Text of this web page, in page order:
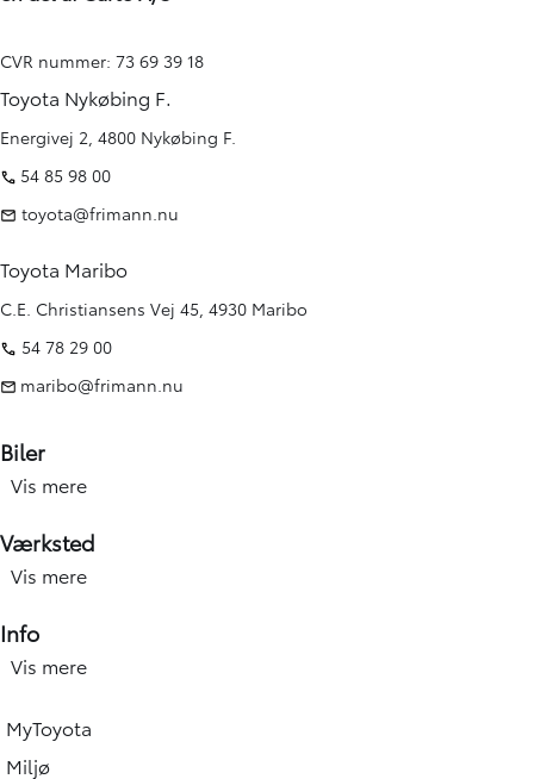
CVR nummer: 73 69 39 18
Toyota Nykøbing F.
Energivej 2, 4800 Nykøbing F.
54 85 98 00
toyota@frimann.nu
Toyota Maribo
C.E. Christiansens Vej 45, 4930 Maribo
54 78 29 00
maribo@frimann.nu
Biler
Nye biler
Kampagner
Erhverv
Book prøvetur
Beregn salgspris på din bil
Toyota Approved Used
Vis mere
Værksted
Værksted forside
Hjulskift & dæk
Skadecenter & smart Repair
Tilbehør og reservedele
Vis mere
Info
Åbningstid
Toyota Vejhjælp
Vis mere
MyToyota
Miljø